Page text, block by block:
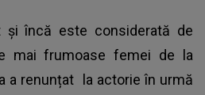
și încă este considerată de
mai frumoase femei de la
a renunțat la actorie în urmă